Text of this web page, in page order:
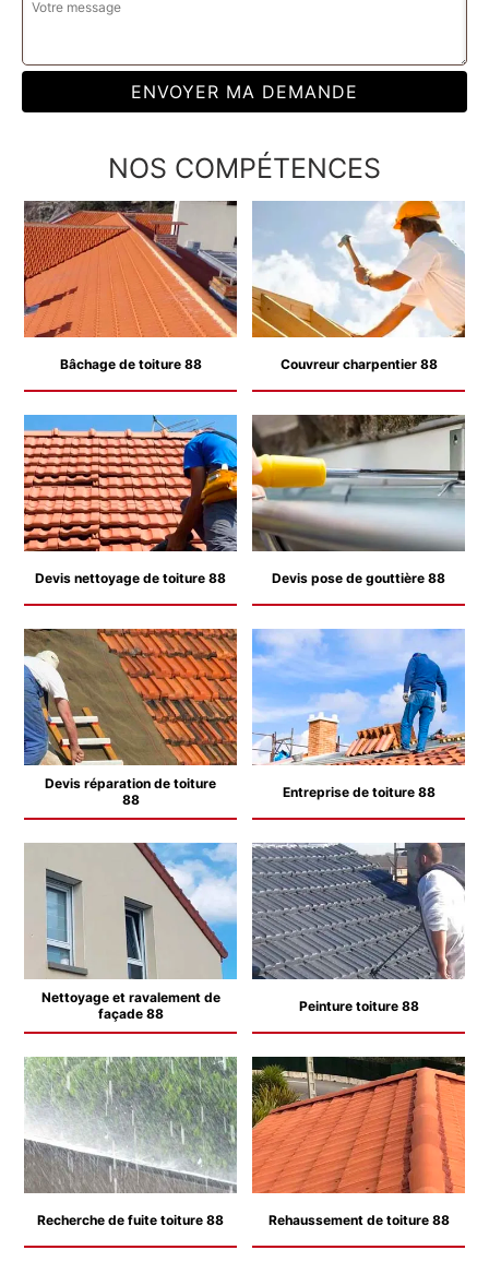
NOS COMPÉTENCES
Bâchage de toiture 88 Couvreur charpentier 88
Devis nettoyage de toiture 88 Devis pose de gouttière 88
Devis réparation de toiture
88
Entreprise de toiture 88
Nettoyage et ravalement de
façade 88
Peinture toiture 88
Recherche de fuite toiture 88 Rehaussement de toiture 88